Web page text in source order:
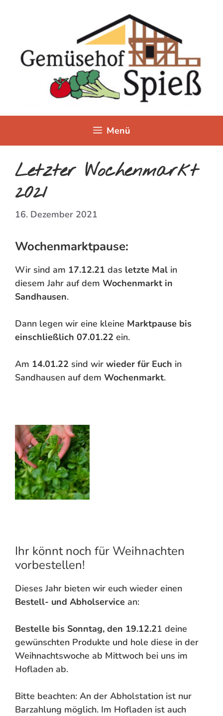
Menü
Letzter Wochenmarkt
2021
16. Dezember 2021
Wochenmarktpause:
Wir sind am 17.12.21 das letzte Mal in
diesem Jahr auf dem Wochenmarkt in
Sandhausen.
Dann legen wir eine kleine Marktpause bis
einschließlich 07.01.22 ein.
Am 14.01.22 sind wir wieder für Euch in
Sandhausen auf dem Wochenmarkt.
Ihr könnt noch für Weihnachten
vorbestellen!
Dieses Jahr bieten wir euch wieder einen
Bestell- und Abholservice an:
Bestelle bis Sonntag, den 19.12.21 deine
gewünschten Produkte und hole diese in der
Weihnachtswoche ab Mittwoch bei uns im
Hofladen ab.
Bitte beachten: An der Abholstation ist nur
Barzahlung möglich. Im Hofladen ist auch